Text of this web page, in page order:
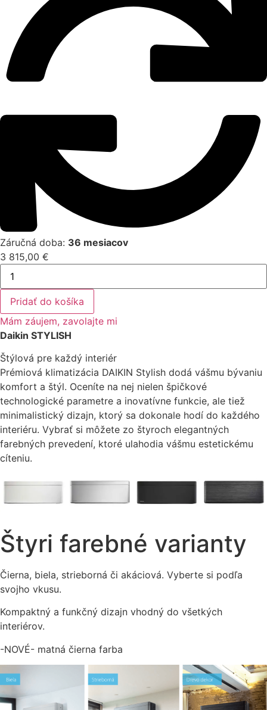
Záručná doba: 36 mesiacov
3 815,00 €
množstvo
Daikin
Stylish
Biela
kW
FTXA50AW+RXA50A
Pridať do košíka
Mám záujem, zavolajte mi
Daikin STYLISH
Štýlová pre každý interiér
Prémiová klimatizácia DAIKIN Stylish dodá vášmu bývaniu
komfort a štýl. Oceníte na nej nielen špičkové
technologické parametre a inovatívne funkcie, ale tiež
minimalistický dizajn, ktorý sa dokonale hodí do každého
interiéru. Vybrať si môžete zo štyroch elegantných
farebných prevedení, ktoré ulahodia vášmu estetickému
cíteniu.
Štyri farebné varianty
Čierna, biela, strieborná či akáciová. Vyberte si podľa
svojho vkusu.
Kompaktný a funkčný dizajn vhodný do všetkých
interiérov.
-NOVÉ- matná čierna farba